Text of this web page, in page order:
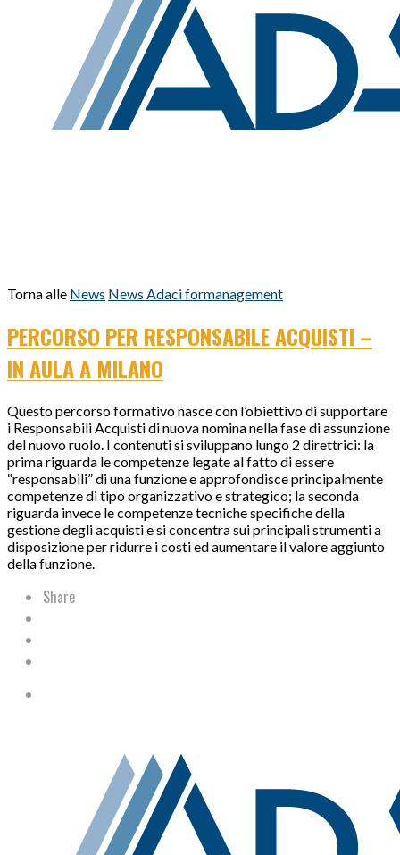
Torna alle News News Adaci formanagement
PERCORSO PER RESPONSABILE ACQUISTI –
IN AULA A MILANO
Questo percorso formativo nasce con l’obiettivo di supportare
i Responsabili Acquisti di nuova nomina nella fase di assunzione
del nuovo ruolo. I contenuti si sviluppano lungo 2 direttrici: la
prima riguarda le competenze legate al fatto di essere
“responsabili” di una funzione e approfondisce principalmente
competenze di tipo organizzativo e strategico; la seconda
riguarda invece le competenze tecniche specifiche della
gestione degli acquisti e si concentra sui principali strumenti a
disposizione per ridurre i costi ed aumentare il valore aggiunto
della funzione.
Share